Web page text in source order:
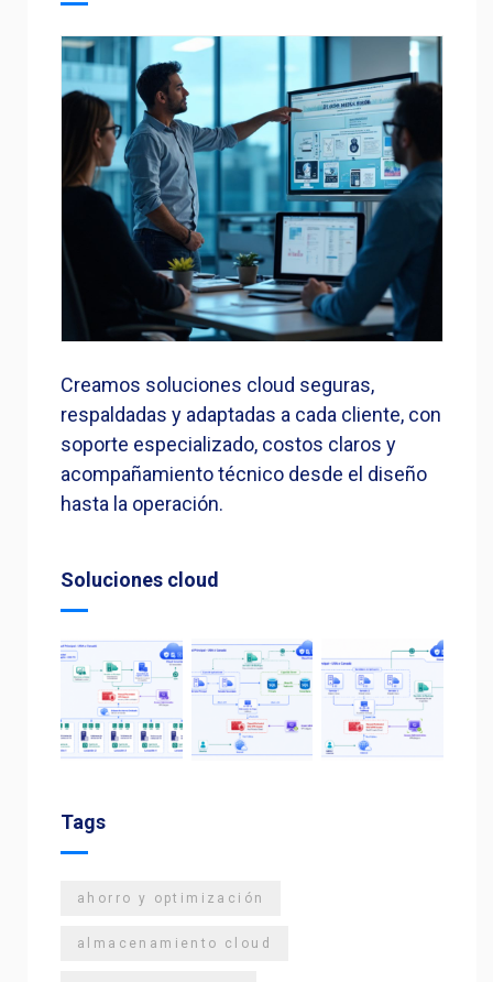
Creamos soluciones cloud seguras,
respaldadas y adaptadas a cada cliente, con
soporte especializado, costos claros y
acompañamiento técnico desde el diseño
hasta la operación.
Soluciones cloud
Tags
ahorro y optimización
almacenamiento cloud